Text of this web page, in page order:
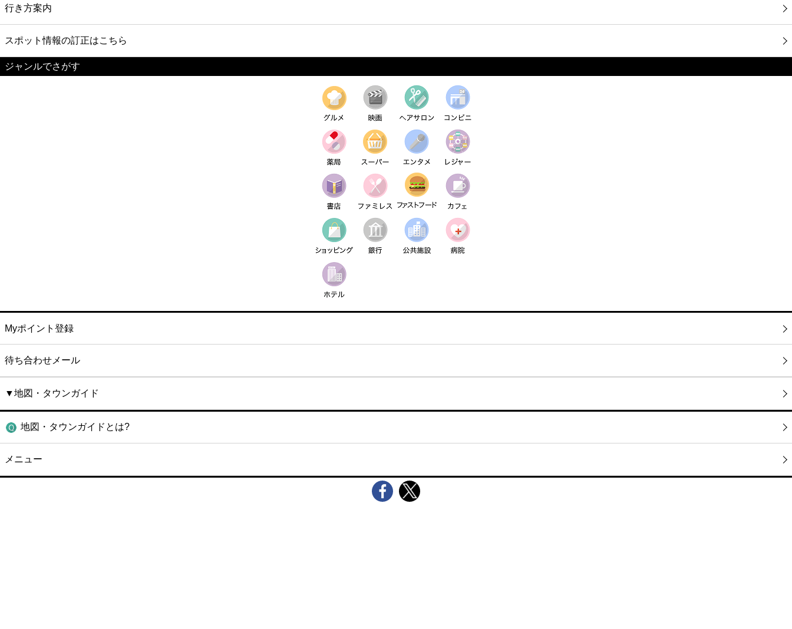
行き方案内
スポット情報の訂正はこちら
ジャンルでさがす
Myポイント登録
待ち合わせメール
▼地図・タウンガイド
地図・タウンガイドとは?
メニュー